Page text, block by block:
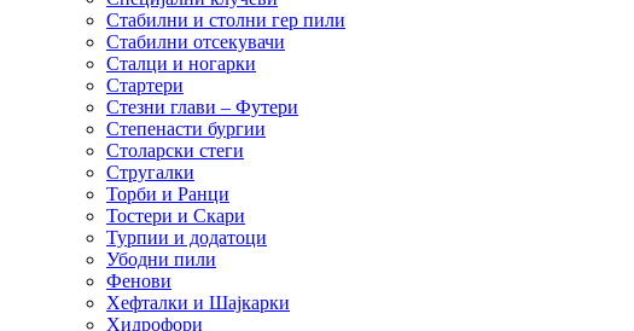
Стабилни и столни гер пили
Стабилни отсекувачи
Сталци и ногарки
Стартери
Стезни глави – Футери
Степенасти бургии
Столарски стеги
Стругалки
Торби и Ранци
Тостери и Скари
Турпии и додатоци
Убодни пили
Фенови
Хефталки и Шајкарки
Хидрофори